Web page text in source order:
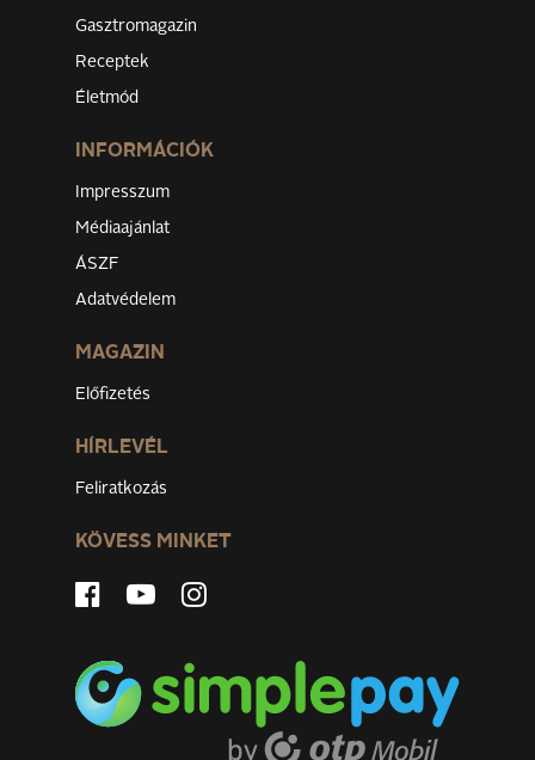
Gasztromagazin
Receptek
Életmód
INFORMÁCIÓK
Impresszum
Médiaajánlat
ÁSZF
Adatvédelem
MAGAZIN
Előfizetés
HÍRLEVÉL
Feliratkozás
KÖVESS MINKET